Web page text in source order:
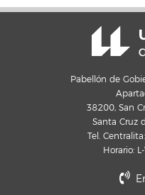
Pabellón de
38200, San
Santa Cruz
Tel.
Horario: